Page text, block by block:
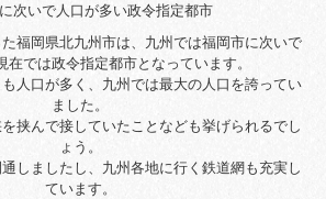
次いで人口が多い政令指定都市
福岡県北九州市は、九州では福岡市に次いで
在では政令指定都市となっています。
人口が多く、九州では最大の人口を誇ってい
ました。
挟んで接していたことなども挙げられるでし
ょう。
しましたし、九州各地に行く鉄道網も充実し
ています。